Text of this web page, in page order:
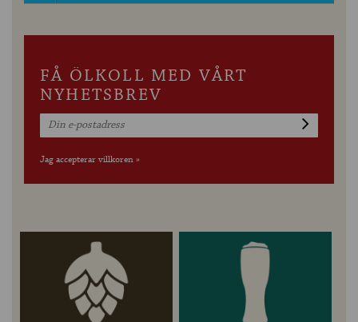
FÅ ÖLKOLL MED VÅRT
NYHETSBREV
Jag accepterar villkoren »